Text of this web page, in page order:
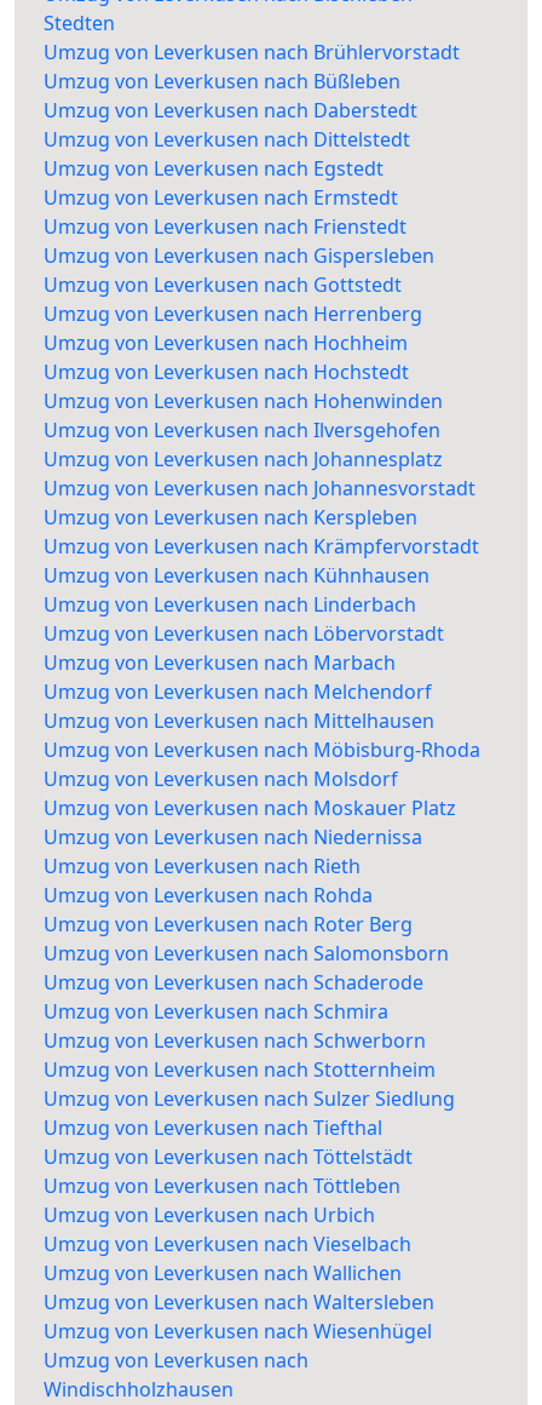
Stedten
Umzug von Leverkusen nach Brühlervorstadt
Umzug von Leverkusen nach Büßleben
Umzug von Leverkusen nach Daberstedt
Umzug von Leverkusen nach Dittelstedt
Umzug von Leverkusen nach Egstedt
Umzug von Leverkusen nach Ermstedt
Umzug von Leverkusen nach Frienstedt
Umzug von Leverkusen nach Gispersleben
Umzug von Leverkusen nach Gottstedt
Umzug von Leverkusen nach Herrenberg
Umzug von Leverkusen nach Hochheim
Umzug von Leverkusen nach Hochstedt
Umzug von Leverkusen nach Hohenwinden
Umzug von Leverkusen nach Ilversgehofen
Umzug von Leverkusen nach Johannesplatz
Umzug von Leverkusen nach Johannesvorstadt
Umzug von Leverkusen nach Kerspleben
Umzug von Leverkusen nach Krämpfervorstadt
Umzug von Leverkusen nach Kühnhausen
Umzug von Leverkusen nach Linderbach
Umzug von Leverkusen nach Löbervorstadt
Umzug von Leverkusen nach Marbach
Umzug von Leverkusen nach Melchendorf
Umzug von Leverkusen nach Mittelhausen
Umzug von Leverkusen nach Möbisburg-Rhoda
Umzug von Leverkusen nach Molsdorf
Umzug von Leverkusen nach Moskauer Platz
Umzug von Leverkusen nach Niedernissa
Umzug von Leverkusen nach Rieth
Umzug von Leverkusen nach Rohda
Umzug von Leverkusen nach Roter Berg
Umzug von Leverkusen nach Salomonsborn
Umzug von Leverkusen nach Schaderode
Umzug von Leverkusen nach Schmira
Umzug von Leverkusen nach Schwerborn
Umzug von Leverkusen nach Stotternheim
Umzug von Leverkusen nach Sulzer Siedlung
Umzug von Leverkusen nach Tiefthal
Umzug von Leverkusen nach Töttelstädt
Umzug von Leverkusen nach Töttleben
Umzug von Leverkusen nach Urbich
Umzug von Leverkusen nach Vieselbach
Umzug von Leverkusen nach Wallichen
Umzug von Leverkusen nach Waltersleben
Umzug von Leverkusen nach Wiesenhügel
Umzug von Leverkusen nach
Windischholzhausen